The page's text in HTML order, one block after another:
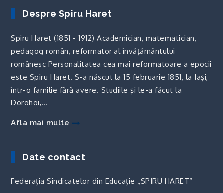
Despre Spiru Haret
Spiru Haret (1851 - 1912) Academician, matematician,
pedagog român, reformator al învăţământului
românesc Personalitatea cea mai reformatoare a epocii
este Spiru Haret. S-a născut la 15 februarie 1851, la Iaşi,
într-o familie fără avere. Studiile şi le-a făcut la
Dorohoi,...
Afla mai multe
Date contact
Federația Sindicatelor din Educație „SPIRU HARET“